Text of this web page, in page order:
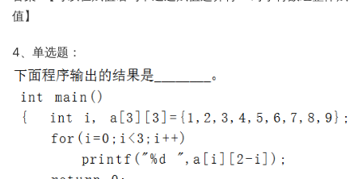
值】
4、单选题：